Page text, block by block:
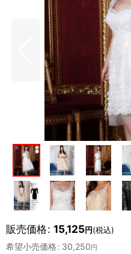
販売価格: 15,125円(税込)
希望小売価格: 30,250 円